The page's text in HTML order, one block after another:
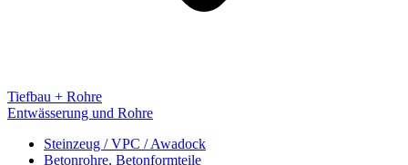
Tiefbau + Rohre
Entwässerung und Rohre
Steinzeug / VPC / Awadock
Betonrohre, Betonformteile